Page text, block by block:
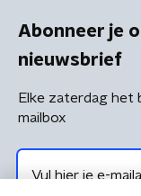
Abonneer je
nieuwsbrief
Elke zaterdag het
mailbox